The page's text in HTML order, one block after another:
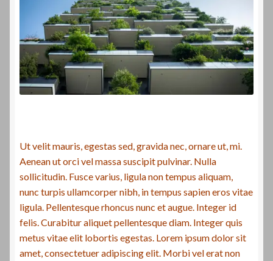
Ut velit mauris, egestas sed, gravida nec, ornare ut, mi.
Aenean ut orci vel massa suscipit pulvinar. Nulla
sollicitudin. Fusce varius, ligula non tempus aliquam,
nunc turpis ullamcorper nibh, in tempus sapien eros vitae
ligula. Pellentesque rhoncus nunc et augue. Integer id
felis. Curabitur aliquet pellentesque diam. Integer quis
metus vitae elit lobortis egestas. Lorem ipsum dolor sit
amet, consectetuer adipiscing elit. Morbi vel erat non